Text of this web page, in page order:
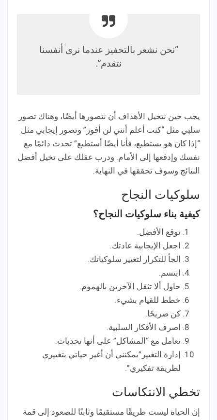
“نحن نشعر بالتحفيز عندما نرى أنفسنا
نتقدم”.
يجب حين نتخيل الأهداف أن نتصورها أيضًا، وهناك تصور
سلبي مثل “كنت أعلم أنني لن أفوز” وتصور إيجابي مثل
“إذا كان هو يستطيع، فأنا أيضًا أستطيع” تحدث دائمًا مع
نفسك وإدفعها إلى الأمام. ودرب عقلك على تخيل أفضل
النتائج وسوف تحققها في النهاية.
سلوكيات النجاح
كيفية بناء سلوكيات النجاح؟
توقع الأفضل.
اجعل الإيجابية عادتك.
الجأ للتكرار لتغيير سلوكياتك.
ابتسم.
حاول ألا تثقل الآخرين بالهموم.
خطط للقيام بشيء.
كن صريحًا.
اصرف الأفكار السلبية.
تعامل مع “المشاكل” على أنها تحديات.
إدارة التغيير”يمكنني أن أغير حياتي بتغييري
لطريقة تفكيري”.
تخطي الانتكاسات
إن الحياة ليست طريقًا مستقيمًا وثابتًا للصعود إلى قمة